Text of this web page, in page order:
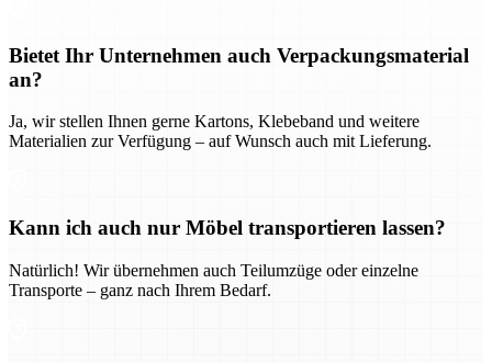
Bietet Ihr Unternehmen auch Verpackungsmaterial
an?
Ja, wir stellen Ihnen gerne Kartons, Klebeband und weitere
Materialien zur Verfügung – auf Wunsch auch mit Lieferung.
Kann ich auch nur Möbel transportieren lassen?
Natürlich! Wir übernehmen auch Teilumzüge oder einzelne
Transporte – ganz nach Ihrem Bedarf.